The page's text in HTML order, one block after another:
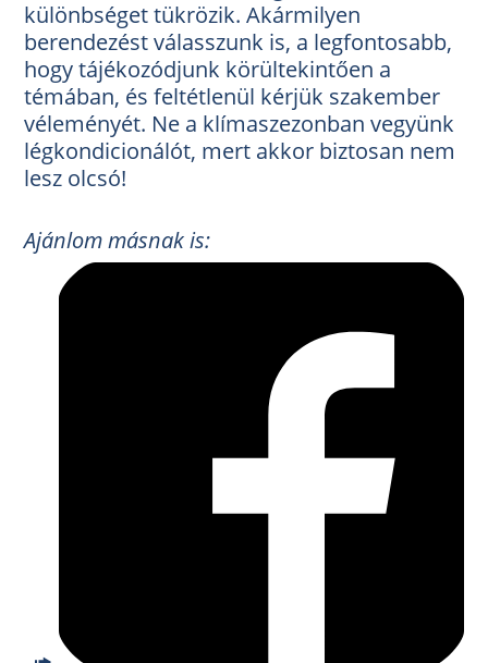
különbséget tükrözik. Akármilyen
berendezést válasszunk is, a legfontosabb,
hogy tájékozódjunk körültekintően a
témában, és feltétlenül kérjük szakember
véleményét. Ne a klímaszezonban vegyünk
légkondicionálót, mert akkor biztosan nem
lesz olcsó!
Ajánlom másnak is: